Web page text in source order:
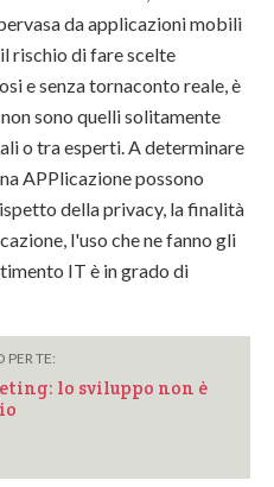
da applicazioni mobili
rischio di fare scelte
e senza tornaconto reale, è
sono quelli solitamente
o tra esperti. A determinare
APPlicazione possono
della privacy, la finalità
l'uso che ne fanno gli
IT è in grado di
PER TE:
lo sviluppo non è